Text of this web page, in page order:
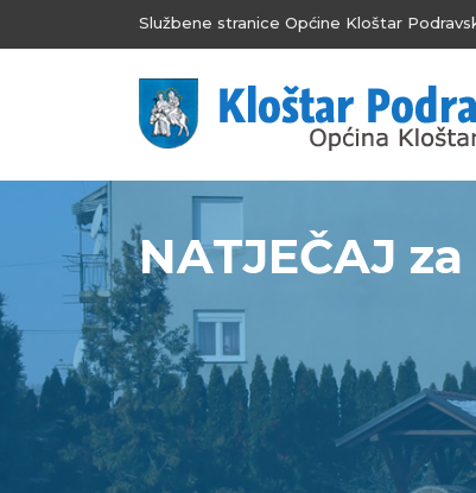
Službene stranice Općine Kloštar
NATJEČAJ